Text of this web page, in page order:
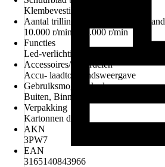
Klembevestiging
Aantal trillingen in onbelaste toestand
10.000 r/min - 20.000 r/min
Functies
Led-verlichting, Elektronica
Accessoires/onderdelen
Accu- laadtoestandsweergave
Gebruiksmogelijkheden
Buiten, Binnen
Verpakking
Kartonnen doos
AKN
3PW7
EAN
3165140843966